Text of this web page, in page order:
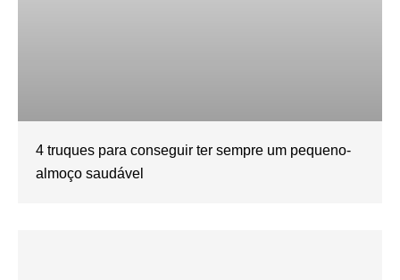
4 truques para conseguir ter sempre um pequeno-
almoço saudável